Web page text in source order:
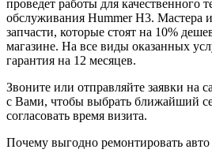
проведет работы для качественного
обслуживания Hummer H3. Мастера
запчасти, которые стоят на 10%
магазине. На все виды оказанных
гарантия на 12 месяцев.
Звоните или отправляйте заявки на
с Вами, чтобы выбрать ближайший
согласовать время визита.
Почему выгодно ремонтировать авто